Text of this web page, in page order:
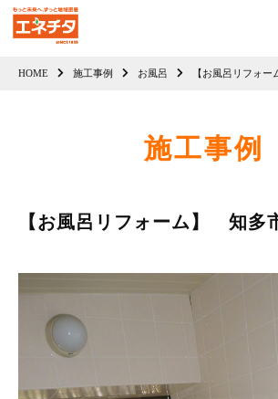
HOME 施工事例 お風呂 【お風呂リフォ
施工事例
【お風呂リフォーム】 知